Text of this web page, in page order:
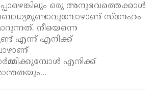
ഒരു അനുഭവത്തെക്കാൾ
സ്നേഹം
നീയെന്നെ
എന്ന് എനിക്ക്
എനിക്ക്